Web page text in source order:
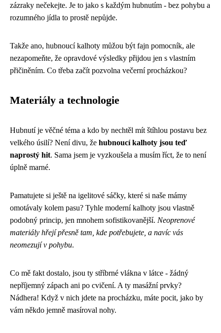
zázraky nečekejte. Je to jako s každým hubnutím - bez pohybu a
rozumného jídla to prostě nepůjde.
Takže ano, hubnoucí kalhoty můžou být fajn pomocník, ale
nezapomeňte, že opravdové výsledky přijdou jen s vlastním
přičiněním. Co třeba začít pozvolna večerní procházkou?
Materiály a technologie
Hubnutí je věčné téma a kdo by nechtěl mít štíhlou postavu bez
velkého úsilí? Není divu, že hubnoucí kalhoty jsou teď
naprostý hit. Sama jsem je vyzkoušela a musím říct, že to není
úplně marné.
Pamatujete si ještě na igelitové sáčky, které si naše mámy
omotávaly kolem pasu? Tyhle moderní kalhoty jsou vlastně
podobný princip, jen mnohem sofistikovanější. Neoprenové
materiály hřejí přesně tam, kde potřebujete, a navíc vás
neomezují v pohybu.
Co mě fakt dostalo, jsou ty stříbrné vlákna v látce - žádný
nepříjemný zápach ani po cvičení. A ty masážní prvky?
Nádhera! Když v nich jdete na procházku, máte pocit, jako by
vám někdo jemně masíroval nohy.